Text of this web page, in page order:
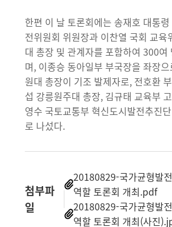
한편 이 날 토론회에는 송재호 대통
전위원회 위원장과 이찬열 국회 교
대 총장 및 관계자를 포함하여 300여
며, 이종승 동아일부 부국장을 좌장
원대 총장이 기조 발제자로, 전호환
섭 강릉원주대 총장, 김규태 교육부
영수 국토교통부 혁신도시발전추진
로 나섰다.
첨부파
일
20180829-국가균형발
역할 토론회 개최.pdf
20180829-국가균형발
역할 토론회 개최(사진